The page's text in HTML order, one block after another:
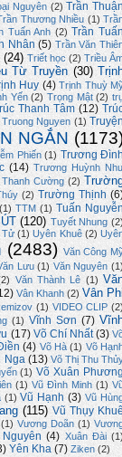
Nguyên (2) Trần
Thương Nhiều (1)
Tuấn Anh (2) Trần
Nhân (5) Trần Văn
(24) Triết học (2) Triều
Từ Truyền (30)
Huy (4) Trịnh Thuỳ
Yến (2) Trọng Mật (2)
Thanh Tâm (12)
Truong Nguyen (1)
NGẮN
Phiến (1) Trương
(14) Trương Huỳnh
Cường (2)
(2) Trường Thịnh
(1) TTM (1) Tuấn
(120) Tuyết Nhung
Tử (1) Uyên Khuê (2)
(2483) Văn Công
Lưu (1) Văn Nguyên
Văn Thành Lê (1)
Vân Khanh (2) Vân
(1) VIDEO CLIP
(1) Vĩnh Sơn (7)
(17) Võ Chí Nhất (3)
(4) Võ Hà (1) Võ
Nga (13) Võ Thị Thu
(1) Võ Xuân
(1) Vũ Đình Minh (1)
(1) Vũ Hạnh (3) Vũ
(115) Vũ Thụy
(1) Vương Doãn (1)
(4) Xuân Đài
Yên Kha (7) Ziken (2)